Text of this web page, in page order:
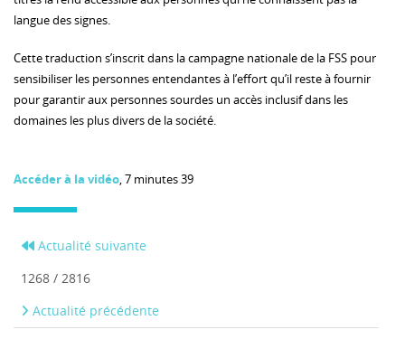
langue des signes.
Cette traduction s’inscrit dans la campagne nationale de la FSS pour
sensibiliser les personnes entendantes à l’effort qu’il reste à fournir
pour garantir aux personnes sourdes un accès inclusif dans les
domaines les plus divers de la société.
Accéder à la vidéo, 7 minutes 39
Actualité suivante
1268 / 2816
Actualité précédente